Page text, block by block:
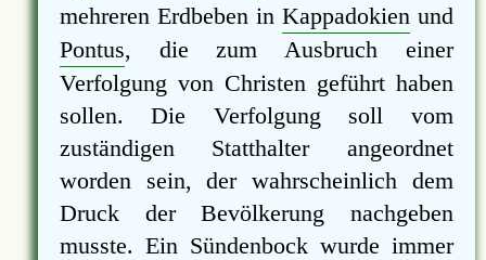
mehreren Erdbeben in Kappadokien und
Pontus, die zum Ausbruch einer
Verfolgung von Christen geführt haben
sollen. Die Verfolgung soll vom
zuständigen Statthalter angeordnet
worden sein, der wahrscheinlich dem
Druck der Bevölkerung nachgeben
musste. Ein Sündenbock wurde immer